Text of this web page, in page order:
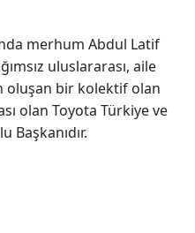
merhum Abdul Latif
uluslararası, aile
oluşan bir kolektif olan
olan Toyota Türkiye ve
Başkanıdır.